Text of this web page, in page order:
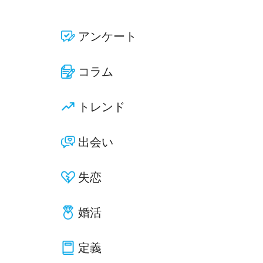
アンケート
コラム
トレンド
出会い
失恋
婚活
定義